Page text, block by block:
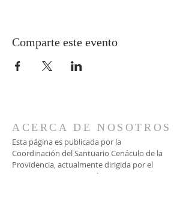
Comparte este evento
ACERCA DE NOSOTROS
Esta página es publicada por la
Coordinación del Santuario Cenáculo de la
Providencia, actualmente dirigida por el
matrimonio Strappa León.